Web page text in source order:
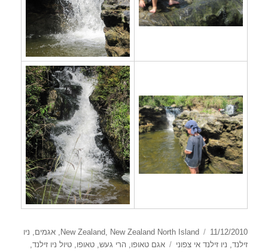
פורסם
בתאריך
11/12/2010 קטגוריות New Zealand, New Zealand North Island
,אגמים, ניו
זילנד, ניו זילנד אי צפוני תגיות
אגם טאופו,הרי געש,טאופו,טיול ניו זילנד,